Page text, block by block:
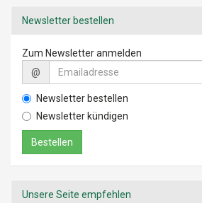
Newsletter bestellen
Zum Newsletter anmelden
@
Newsletter bestellen
Newsletter kündigen
Unsere Seite empfehlen